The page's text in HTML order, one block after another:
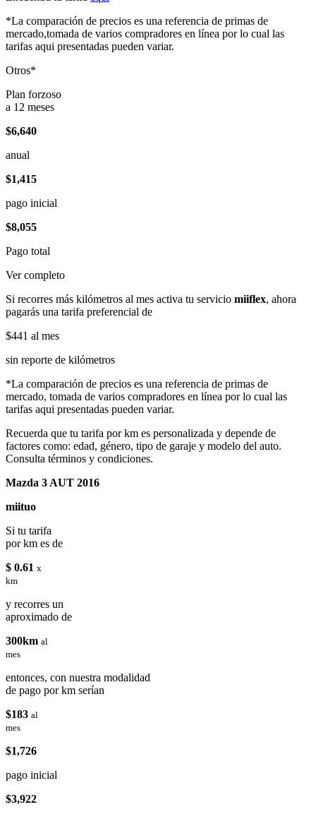
*La comparación de precios es una referencia de primas de
mercado,tomada de varios compradores en línea por lo cual las
tarifas aqui presentadas pueden variar.
Otros*
Plan forzoso
a 12 meses
$6,640
anual
$1,415
pago inicial
$8,055
Pago total
Ver completo
Si recorres más kilómetros al mes activa tu servicio miiflex, ahora
pagarás una tarifa preferencial de
$441 al mes
sin reporte de kilómetros
*La comparación de precios es una referencia de primas de
mercado, tomada de varios compradores en línea por lo cual las
tarifas aqui presentadas pueden variar.
Recuerda que tu tarifa por km es personalizada y depende de
factores como: edad, género, tipo de garaje y modelo del auto.
Consulta términos y condiciones.
Mazda 3 AUT 2016
miituo
Si tu tarifa
por km es de
$ 0.61 x
km
y recorres un
aproximado de
300km al
mes
entonces, con nuestra modalidad
de pago por km serían
$183 al
mes
$1,726
pago inicial
$3,922